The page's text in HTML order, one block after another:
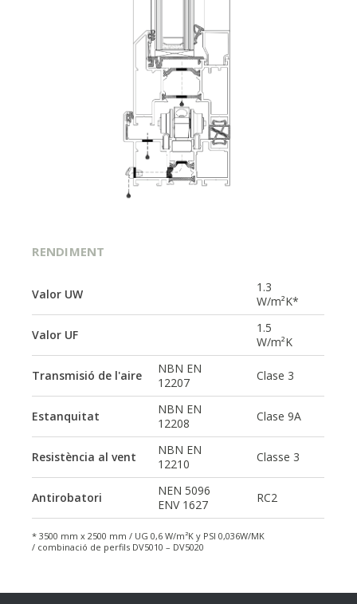
RENDIMENT
Valor UW
1.3
W/m²K*
Valor UF
1.5
W/m²K
Transmisió de l'aire
NBN EN
12207
Clase 3
Estanquitat
NBN EN
12208
Clase 9A
Resistència al vent
NBN EN
12210
Classe 3
Antirobatori
NEN 5096
ENV 1627
RC2
* 3500 mm x 2500 mm / UG 0,6 W/m²K y PSI 0,036W/MK
/ combinació de perfils DV5010 – DV5020